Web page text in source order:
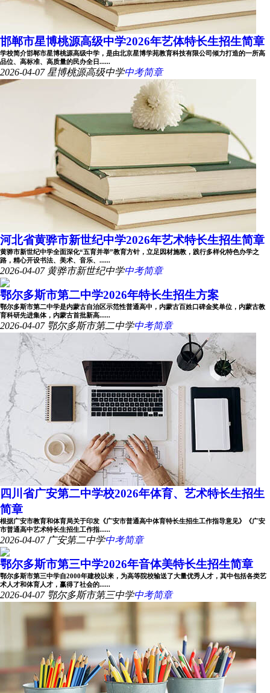
邯郸市星博桃源高级中学2026年艺体特长生招生简章
学校简介邯郸市星博桃源高级中学，是由北京星博学苑教育科技有限公司倾力打造的一所高
品位、高标准、高质量的民办全日......
2026-04-07 星博桃源高级中学中考简章
河北省黄骅市新世纪中学2026年艺术特长生招生简章
黄骅市新世纪中学全面深化“五育并举”教育方针，立足因材施教，践行多样化特色办学之
路，精心开设书法、美术、音乐、......
2026-04-07 黄骅市新世纪中学中考简章
鄂尔多斯市第二中学2026年特长生招生方案
鄂尔多斯市第二中学是内蒙古自治区示范性普通高中，内蒙古百姓口碑金奖单位，内蒙古教
育科研先进集体，内蒙古首批新高......
2026-04-07 鄂尔多斯市第二中学中考简章
四川省广安第二中学校2026年体育、艺术特长生招生
简章
根据广安市教育和体育局关于印发《广安市普通高中体育特长生招生工作指导意见》《广安
市普通高中艺术特长生招生工作指......
2026-04-07 广安第二中学中考简章
鄂尔多斯市第三中学2026年音体美特长生招生简章
鄂尔多斯市第三中学自2000年建校以来，为高等院校输送了大量优秀人才，其中包括各类艺
术人才和体育人才，赢得了社会的......
2026-04-07 鄂尔多斯市第三中学中考简章